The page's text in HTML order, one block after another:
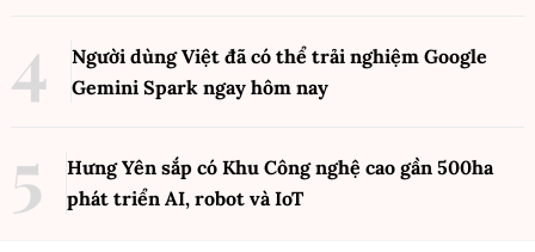
Người dùng Việt đã có thể trải nghiệm Google
Gemini Spark ngay hôm nay
Hưng Yên sắp có Khu Công nghệ cao gần 500ha
phát triển AI, robot và IoT